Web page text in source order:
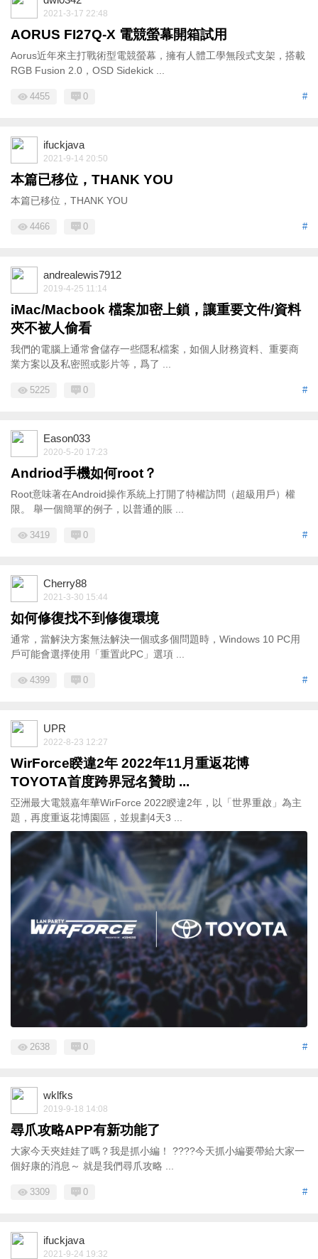
2021-3-17 22:48
AORUS FI27Q-X 電競螢幕開箱試用
Aorus近年來主打戰術型電競螢幕，擁有人體工學無段式支架，搭載
RGB Fusion 2.0，OSD Sidekick ...
#
4455 0
ifuckjava
2021-9-14 20:50
本篇已移位，THANK YOU
本篇已移位，THANK YOU
#
4466 0
andrealewis7912
2019-4-25 11:14
iMac/Macbook 檔案加密上鎖，讓重要文件/資料
夾不被人偷看
我們的電腦上通常會儲存一些隱私檔案，如個人財務資料、重要商
業方案以及私密照或影片等，爲了 ...
#
5225 0
Eason033
2020-5-20 17:23
Andriod手機如何root？
Root意味著在Android操作系統上打開了特權訪問（超級用戶）權
限。 舉一個簡單的例子，以普通的賬 ...
#
3419 0
Cherry88
2021-3-30 15:44
如何修復找不到修復環境
通常，當解決方案無法解決一個或多個問題時，Windows 10 PC用
戶可能會選擇使用「重置此PC」選項 ...
#
4399 0
UPR
2022-8-23 12:27
WirForce睽違2年 2022年11月重返花博
TOYOTA首度跨界冠名贊助 ...
亞洲最大電競嘉年華WirForce 2022睽違2年，以「世界重啟」為主
題，再度重返花博園區，並規劃4天3 ...
#
2638 0
wklfks
2019-9-18 14:08
尋爪攻略APP有新功能了
大家今天夾娃娃了嗎？我是抓小編！ ????今天抓小編要帶給大家一
個好康的消息～ 就是我們尋爪攻略 ...
#
3309 0
ifuckjava
2021-9-24 19:32